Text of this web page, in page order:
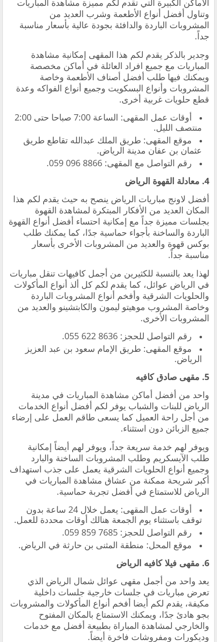
الأماكن الكبيرة التي تقدم لكم مميزة مشاهدة المباريات
وتناول أفضل أنواع الأطعمة وشرب العديد من
المشروبات الباردة والدافئة بجودة عالية بأسعار مناسبة
جداً.
‏وجدير بالذكر يقدم لكم هذا المقهى إمكانية مشاهدة
المباريات مع جميع افراد العائلة في أماكن مخصصة
ويمكنك فيها طلب أفضل أصناف الأطعمة وخاصة
المشروبات وأنواع البسكويت وجميع أنواع الفواكه وعدة
قطع حلويات غربية أخرى.
‏أوقات عمل المقهى: الساعة 7:00 صباحا حتى 2:00
منتصف الليل.
‏موقع المقهى: طريق الملك عبدالله تقاطع طريق
عثمان بن عفان مدينة الرياض.
‏رقم التواصل مع المقهى: ‎059 096 8866.
أفضل لاونج مباريات الرياض ينصح به حيث ‏يقدم لكم هذا
المكان العديد من الأفكار المبتكرة لمشاهدة القهوة
بجلسات مميزة جداً مع إمكانية احتساء أفضل أنواع القهوة
الباردة والساخنة بأجواء حماسية جدًا، كما يمكنك طلب
بوكس قهوة والعديد من المشروبات الأخرى بأسعار
مناسبة جداً.
‏لهذا يعد بالنسبة للكثيرين من أجمل كافيهات تنقل مباريات
في الرياض عوائل، كما يقدم لكم كل ألذ أنواع المأكولات
والحلويات الشرقية وأفخم أنواع المشروبات الباردة
وخاصة المشروب موهيتو ليمون والكابتشينو والعديد من
المشروبات الأخرى.
‏رقم التواصل للحجز: ‎055 622 8636.
‏موقع المقهى: طريق الإمام سعود بن عبد العزيز
الرياض.
5. ‏مقهى صادق كافيه
‏واحد من أفضل أماكن مشاهدة المباريات في مدينة
الرياض للبنات والشباب يوفر لكم أفضل أنواع الخدمات
من أجل راحة العميل كما يسعى طاقم العمل على إرضاء
جميع الزبائن دون استثناء.
ويوفر لهم خدمة سريعة جداً، ويوفر لهم أيضاً إمكانية
طلب الآيسكريم وطلب المشروبات الساخنة والبارد
وجميع أنواع الحلويات الشرقية يعمل على جذب استهداف
أكبر شريحة ممكنة من عشاق مشاهدة المباريات في
الرياض للاستمتاع في أفضل تجربة حماسية.
‏أوقات عمل المقهى: يعمل خلال 24 ساعة بدون
توقف باستثناء يوم الجمعة هنالك أوقات محددة للعمل.
‏رقم التواصل للحجز: ‎059 859 7685.
‏موقع المحل: منطقة المثنى بن حارثة في الرياض.
6. ‏مقهى فيلا كافيه الرياض
‏يعد واحد من أجمل مقهى عوائل شمال الرياض الذي
تعرض مباريات في جلسات خارجية جلسات داخلية
مكيفة، يقدم لكم أيضا أفخم أنواع المأكولات والمشروبات
بجو هادئ جدًا، ويمكنك الاستمتاع بالمكان المفتوح
والخارجي لمشاهدة المباراة بطبيعة أفضل مع خدمات
وديكورات ومفروشات فاخرة أيضاً.